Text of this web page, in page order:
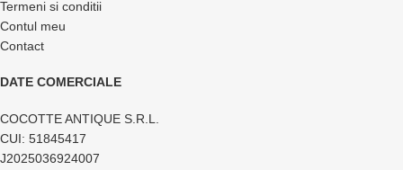
Termeni si conditii
Contul meu
Contact
DATE COMERCIALE
COCOTTE ANTIQUE S.R.L.
CUI: 51845417
J2025036924007